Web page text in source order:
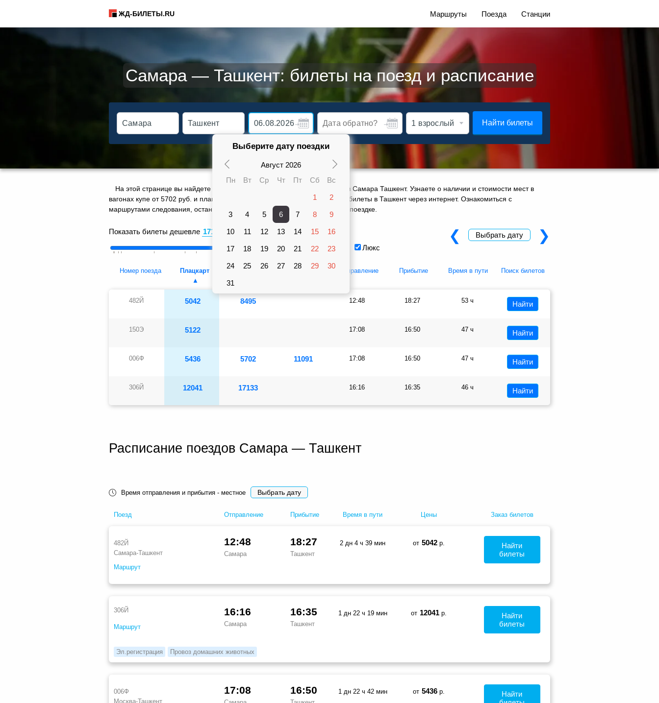
ЖД-БИЛЕТЫ.RU Маршруты Поезда Станции
Самара — Ташкент: билеты на поезд и расписание
Выберите дату поездки
Август 2026
Пн
Вт Ср Чт Пт Сб Вс
1 2
3 4 5 6 7 8 9
10 11 12 13 14 15 16
17 18 19 20 21 22 23
24 25 26 27 28 29 30
31
Найти билеты
На этой странице вы найдете актуальное расписание движения поездов Самара Ташкент. Узнаете о наличии и стоимости мест в
вагонах купе от 5702 руб. и плацкарте от 5042 руб. Сможете заказать ж/д билеты в Ташкент через интернет. Ознакомиться с
маршрутами следования, остановками 4 поездов, оставить отзыв о своей поездке.
Показать билеты дешевле рублей Вагоны
Плацкарт Купе Люкс
❮ Выбрать дату ❯
Номер поезда Плацкарт Купе Люкс Отправление Прибытие Время в пути Поиск билетов
482Й 5042 8495 12:48 18:27 53 ч Найти
150Э 5122 17:08 16:50 47 ч Найти
006Ф 5436 5702 11091 17:08 16:50 47 ч Найти
306Й 12041 17133 16:16 16:35 46 ч Найти
Расписание поездов Самара — Ташкент
Время отправления и прибытия - местное Выбрать дату
Поезд Отправление Прибытие Время в пути Цены Заказ билетов
482Й
Самара-Ташкент
Маршрут
12:48
Самара
18:27
Ташкент
2 дн 4 ч 39 мин от 5042 р.
Найти
билеты
306Й
Маршрут
16:16
Самара
16:35
Ташкент
1 дн 22 ч 19 мин от 12041 р.
Эл.регистрация Провоз домашних животных
Найти
билеты
006Ф
Москва-Ташкент
17:08 16:50 1 дн 22 ч 42 мин от 5436 р.
Найти